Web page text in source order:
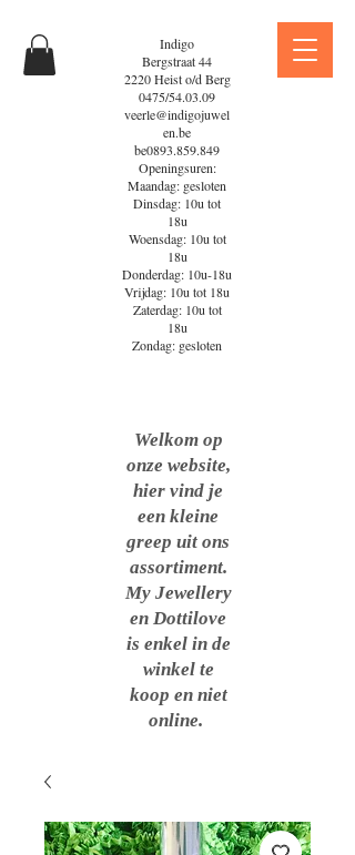
Indigo
Bergstraat 44
2220 Heist o/d Berg
0475/54.03.09
veerle@indigojuwel
en.be
be0893.859.849
Openingsuren:
Maandag: gesloten
Dinsdag: 10u tot
18u
Woensdag: 10u tot
18u
Donderdag: 10u-18u
Vrijdag: 10u tot 18u
Zaterdag: 10u tot
18u
Zondag: gesloten
Welkom op
onze website,
hier vind je
een kleine
greep uit ons
assortiment.
My Jewellery
en Dottilove
is enkel in de
winkel te
koop en niet
online.